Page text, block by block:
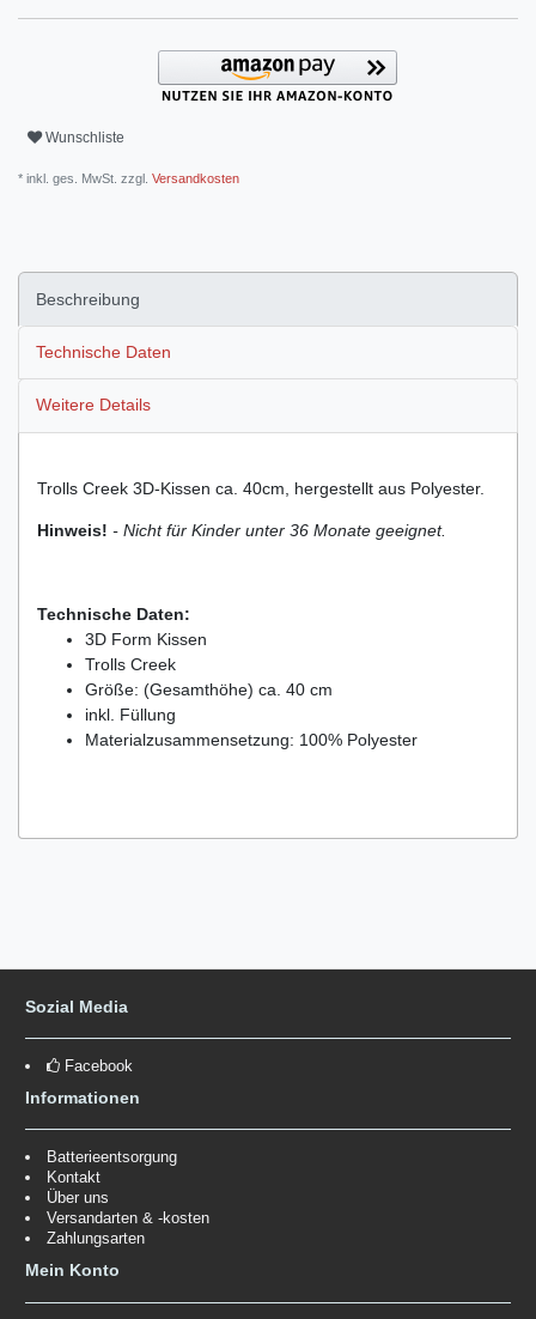
Wunschliste
* inkl. ges. MwSt. zzgl. Versandkosten
Beschreibung
Technische Daten
Weitere Details
Trolls Creek 3D-Kissen ca. 40cm, hergestellt aus Polyester.
Hinweis! - Nicht für Kinder unter 36 Monate geeignet.
Technische Daten:
3D Form Kissen
Trolls Creek
Größe: (Gesamthöhe) ca. 40 cm
inkl. Füllung
Materialzusammensetzung: 100% Polyester
Sozial Media
Facebook
Informationen
Batterieentsorgung
Kontakt
Über uns
Versandarten & -kosten
Zahlungsarten
Mein Konto